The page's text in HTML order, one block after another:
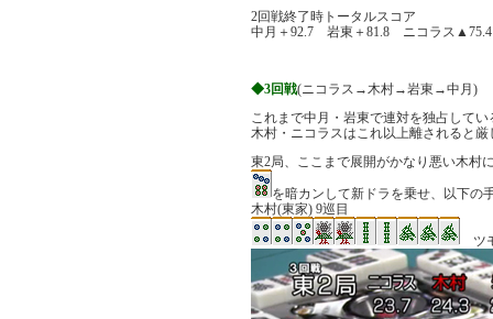
2回戦終了時トータルスコア
中月＋92.7 岩東＋81.8 ニコラス
◆3回戦(ニコラス→木村→岩東→中月)
これまで中月・岩東で連対を独占してい
木村・ニコラスはこれ以上離されると
東2局、ここまで展開がかなり悪い木村
を暗カンして新ドラを乗せ、以下の
木村(東家) 9巡目
ツ